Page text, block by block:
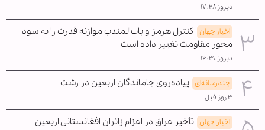
دیروز ۱۷:۲۸
اخبار جهان کنترل هرمز و باب‌المندب موازنه قدرت را به سود
محور مقاومت تغییر داده است
دیروز ۱۶:۳۰
چندرسانه‌ای پیاده‌روی جاماندگان اربعین در رشت
۳ روز قبل
اخبار جهان تأخیر عراق در اعزام زائران افغانستانی اربعین